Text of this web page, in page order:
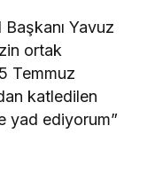
Yavuz
ortak
Temmuz
katledilen
yad ediyorum”